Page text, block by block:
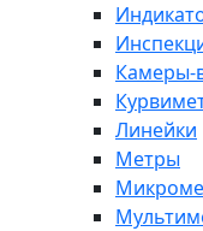
Камеры-
Линейки
Метры